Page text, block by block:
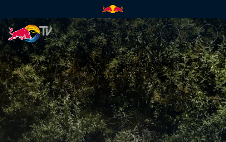
Safari Rallye du Kenya | Red